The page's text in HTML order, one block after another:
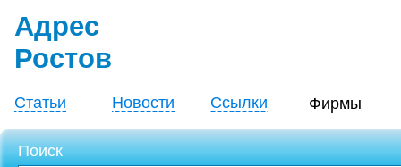
Адрес
Ростов
Статьи Новости Ссылки Фирмы
Поиск